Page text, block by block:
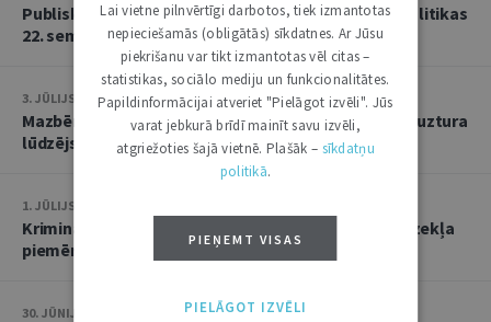
Publisko tiesību institūta konstitucionālās tiesībpolitikas
22. seminārs
3. JŪLIJS • 14:45
Mazbērniem nav pienākuma uzturēt vecvecākus, ja uztura
lūdzējs nav par viņiem rūpējies
1. JŪLIJS • 17:38
Kriminālsoda un medicīniska rakstura piespiedu līdzekļa
piemērošana savstarpēji viens otru neizslēdz
30. JŪNIJS • 14:58
Lai vietne pilnvērtīgi darbotos, tiek izmantotas
nepieciešamās (obligātās) sīkdatnes. Ar Jūsu
piekrišanu var tikt izmantotas vēl citas –
statistikas, sociālo mediju un funkcionalitātes.
Papildinformācijai atveriet "Pielāgot izvēli". Jūs
varat jebkurā brīdī mainīt savu izvēli,
atgriežoties šajā vietnē. Plašāk – sīkdatņu
politikā.
PIEŅEMT VISAS
PIELĀGOT IZVĒLI